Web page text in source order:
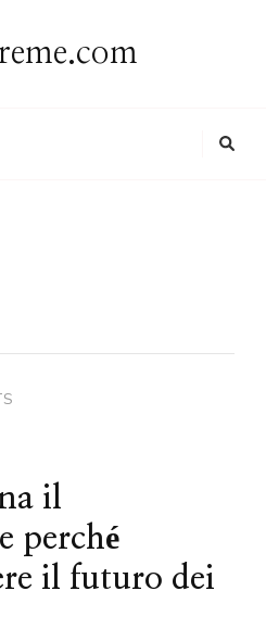
il
perché
il futuro dei